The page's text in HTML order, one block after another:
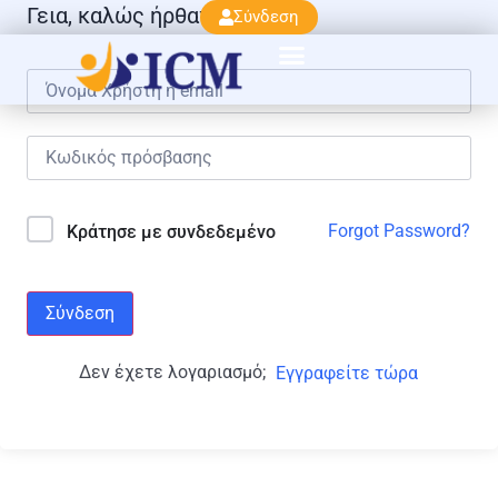
Σύνδεση
Γεια, καλώς ήρθατε πάλι!
Κράτησε με συνδεδεμένο Forgot Password?
Σύνδεση
Δεν έχετε λογαριασμό; Εγγραφείτε τώρα